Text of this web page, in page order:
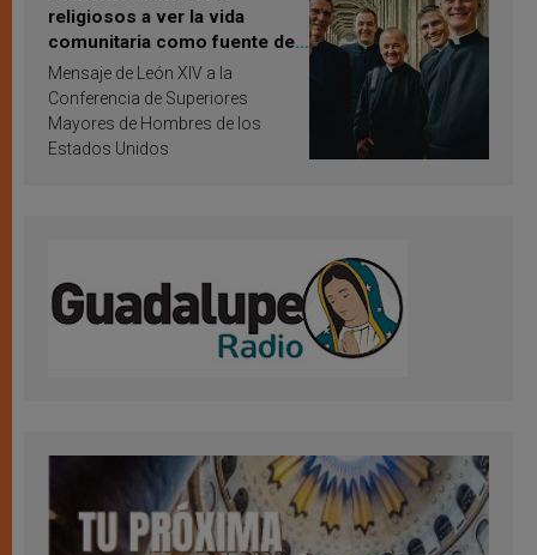
religiosos a ver la vida
comunitaria como fuente de
inspiración y santificación
Mensaje de León XIV a la
Conferencia de Superiores
Mayores de Hombres de los
Estados Unidos